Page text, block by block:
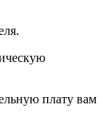
плату вам